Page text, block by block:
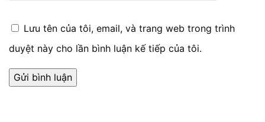
Lưu tên của tôi, email, và trang web trong trình
duyệt này cho lần bình luận kế tiếp của tôi.